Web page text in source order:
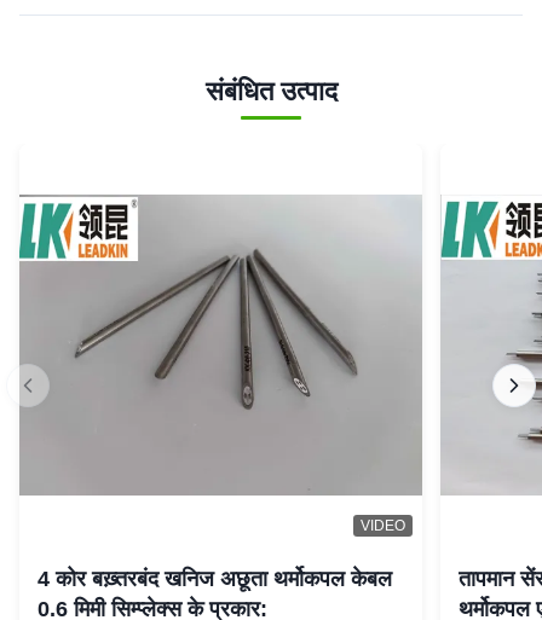
संबंधित उत्पाद
VIDEO
4 कोर बख़्तरबंद खनिज अछूता थर्मोकपल केबल
0.6 मिमी सिम्प्लेक्स के प्रकार:
तापमान